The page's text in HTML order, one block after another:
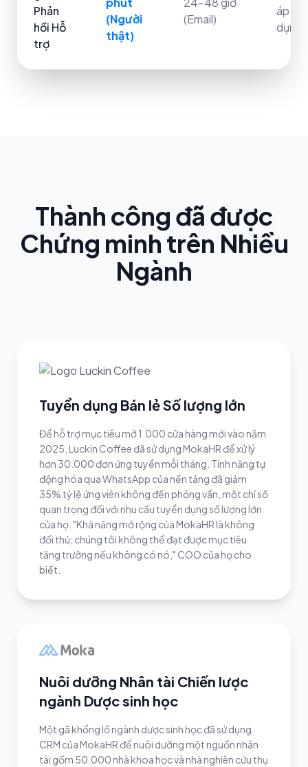
Phản
hồi Hỗ
trợ
(Người
thật)
(Email)
áp
dụng
Thành công đã được
Chứng minh trên Nhiều
Ngành
Tuyển dụng Bán lẻ Số lượng lớn
Để hỗ trợ mục tiêu mở 1.000 cửa hàng mới vào năm
2025, Luckin Coffee đã sử dụng MokaHR để xử lý
hơn 30.000 đơn ứng tuyển mỗi tháng. Tính năng tự
động hóa qua WhatsApp của nền tảng đã giảm
35% tỷ lệ ứng viên không đến phỏng vấn, một chỉ số
quan trọng đối với nhu cầu tuyển dụng số lượng lớn
của họ. "Khả năng mở rộng của MokaHR là không
đối thủ; chúng tôi không thể đạt được mục tiêu
tăng trưởng nếu không có nó," COO của họ cho
biết.
Nuôi dưỡng Nhân tài Chiến lược
ngành Dược sinh học
Một gã khổng lồ ngành dược sinh học đã sử dụng
CRM của MokaHR để nuôi dưỡng một nguồn nhân
tài gồm 50.000 nhà khoa học và nhà nghiên cứu thụ